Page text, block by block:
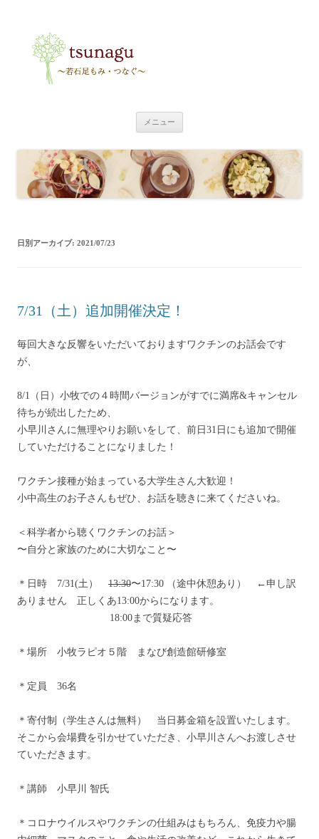
メニュー
ツ
へ
ス
キ
ッ
日別アーカイブ: 2021/07/23
7/31（土）追加開催決定！
毎回大きな反響をいただいておりますワクチンのお話会です
が、
8/1（日）小牧での４時間バージョンがすでに満席&キャンセル
待ちが続出したため、
小早川さんに無理やりお願いをして、前日31日にも追加で開催
していただけることになりました！
ワクチン接種が始まっている大学生さん大歓迎！
小中高生のお子さんもぜひ、お話を聴きに来てくださいね。
＜科学者から聴くワクチンのお話＞
〜自分と家族のために大切なこと〜
＊日時 7/31(土） 13:30〜17:30 （途中休憩あり） ←申し訳
ありません 正しくあ13:00からになります。
18:00まで質疑応答
＊場所 小牧ラピオ５階 まなび創造館研修室
＊定員 36名
＊寄付制（学生さんは無料） 当日募金箱を設置いたします。
そこから会場費を引かせていただき、小早川さんへお渡しさせ
ていただきます。
＊講師 小早川 智氏
＊コロナウイルスやワクチンの仕組みはもちろん、免疫力や腸